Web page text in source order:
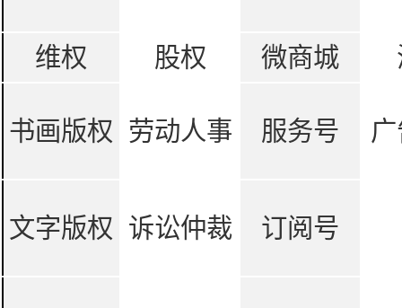
维权 股权 微商城
书画版权 劳动人事 服务号
文字版权 诉讼仲裁 订阅号